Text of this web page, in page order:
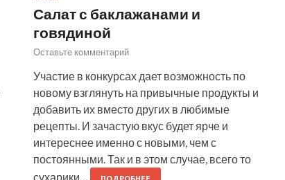
Салат с баклажанами и
говядиной
Оставьте комментарий
Участие в конкурсах дает возможность по
новому взглянуть на привычные продукты и
добавить их вместо других в любимые
рецепты. И зачастую вкус будет ярче и
интереснее именно с новыми, чем с
постоянными. Так и в этом случае, всего то
сухарики…